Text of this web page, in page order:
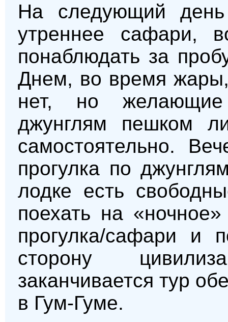
На следующий
утреннее сафари,
понаблюдать за
Днем, во время жары,
нет, но желающие
джунглям пешком
самостоятельно.
прогулка по
лодке есть
поехать на
прогулка/сафари и
сторону
заканчивается тур
в Гум-Гуме.